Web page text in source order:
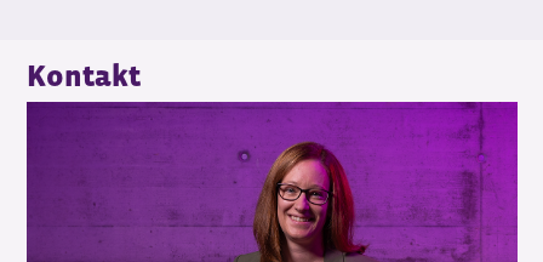
Kontakt